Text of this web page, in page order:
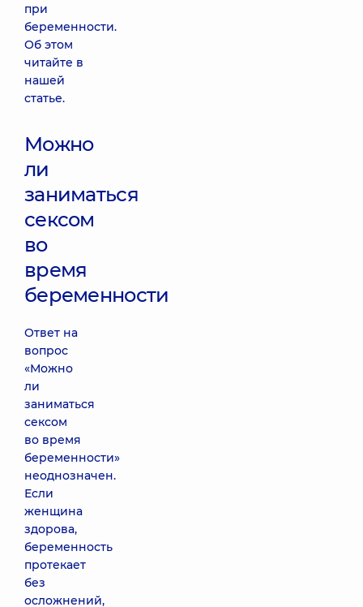
при
беременности.
Об этом
читайте в
нашей
статье.
Можно
ли
заниматься
сексом
во
время
беременности
Ответ на
вопрос
«Можно
ли
заниматься
сексом
во время
беременности»
неоднозначен.
Если
женщина
здорова,
беременность
протекает
без
осложнений,